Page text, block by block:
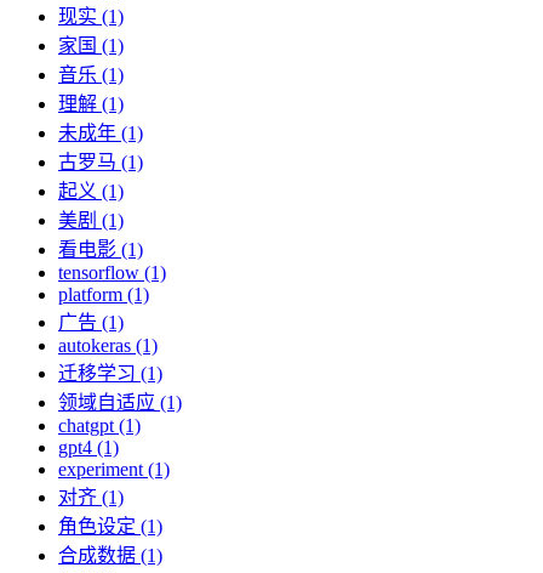
现实 (1)
家国 (1)
音乐 (1)
理解 (1)
未成年 (1)
古罗马 (1)
起义 (1)
美剧 (1)
看电影 (1)
tensorflow (1)
platform (1)
广告 (1)
autokeras (1)
迁移学习 (1)
领域自适应 (1)
chatgpt (1)
gpt4 (1)
experiment (1)
对齐 (1)
角色设定 (1)
合成数据 (1)